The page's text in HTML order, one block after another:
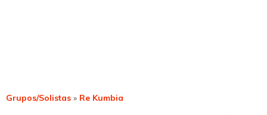
Grupos/Solistas » Re Kumbia